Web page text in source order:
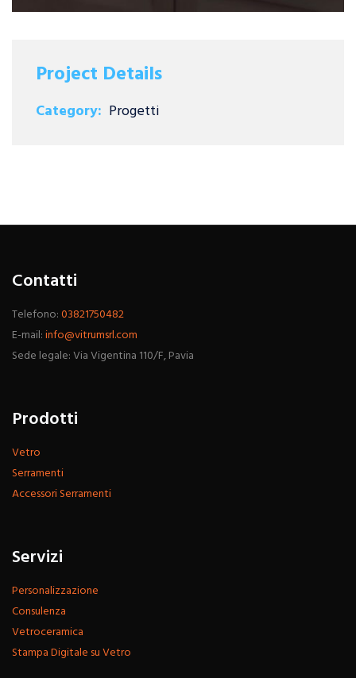
Project Details
Category: Progetti
Contatti
Telefono:03821750482
E-mail:info@vitrumsrl.com
Sede legale: Via Vigentina 110/F, Pavia
Prodotti
Vetro
Serramenti
Accessori Serramenti
Servizi
Personalizzazione
Consulenza
Vetroceramica
Stampa Digitale su Vetro